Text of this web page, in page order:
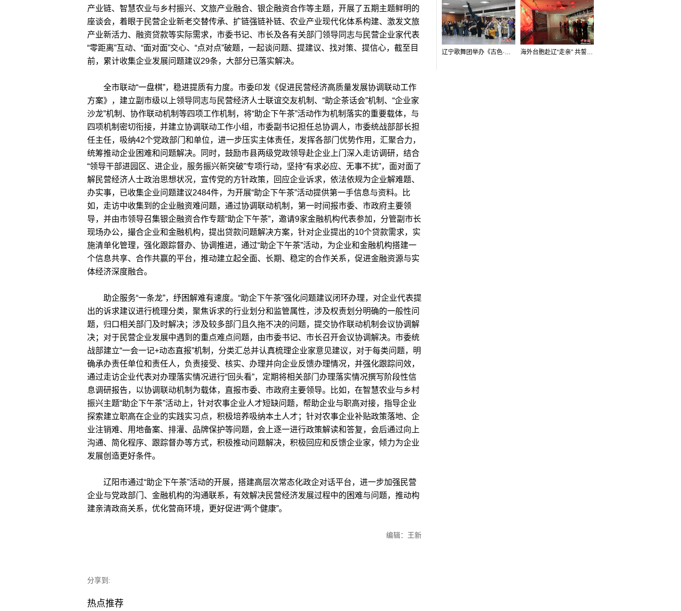
产业链、智慧农业与乡村振兴、文旅产业融合、银企融资合作等主题，开展了五期主题鲜明的
座谈会，着眼于民营企业新老交替传承、扩链强链补链、农业产业现代化体系构建、激发文旅
产业新活力、融资贷款等实际需求，市委书记、市长及各有关部门领导同志与民营企业家代表
“零距离”互动、“面对面”交心、“点对点”破题，一起谈问题、提建议、找对策、提信心，截至目
前，累计收集企业发展问题建议29条，大部分已落实解决。
全市联动“一盘棋”，稳进提质有力度。市委印发《促进民营经济高质量发展协调联动工作
方案》，建立副市级以上领导同志与民营经济人士联谊交友机制、“助企茶话会”机制、“企业家
沙龙”机制、协作联动机制等四项工作机制，将“助企下午茶”活动作为机制落实的重要载体，与
四项机制密切衔接，并建立协调联动工作小组，市委副书记担任总协调人，市委统战部部长担
任主任，吸纳42个党政部门和单位，进一步压实主体责任，发挥各部门优势作用，汇聚合力，
统筹推动企业困难和问题解决。同时，鼓励市县两级党政领导赴企业上门深入走访调研，结合
“领导干部进园区、进企业，服务振兴新突破”专项行动，坚持“有求必应、无事不扰”，面对面了
解民营经济人士政治思想状况，宣传党的方针政策，回应企业诉求，依法依规为企业解难题、
办实事，已收集企业问题建议2484件，为开展“助企下午茶”活动提供第一手信息与资料。比
如，走访中收集到的企业融资难问题，通过协调联动机制，第一时间报市委、市政府主要领
导，并由市领导召集银企融资合作专题“助企下午茶”，邀请9家金融机构代表参加，分管副市长
现场办公，撮合企业和金融机构，提出贷款问题解决方案，针对企业提出的10个贷款需求，实
施清单化管理，强化跟踪督办、协调推进，通过“助企下午茶”活动，为企业和金融机构搭建一
个信息共享、合作共赢的平台，推动建立起全面、长期、稳定的合作关系，促进金融资源与实
体经济深度融合。
助企服务“一条龙”，纾困解难有速度。“助企下午茶”强化问题建议闭环办理，对企业代表提
出的诉求建议进行梳理分类，聚焦诉求的行业划分和监管属性，涉及权责划分明确的一般性问
题，归口相关部门及时解决；涉及较多部门且久拖不决的问题，提交协作联动机制会议协调解
决；对于民营企业发展中遇到的重点难点问题，由市委书记、市长召开会议协调解决。市委统
战部建立“一会一记+动态直报”机制，分类汇总并认真梳理企业家意见建议，对于每类问题，明
确承办责任单位和责任人，负责接受、核实、办理并向企业反馈办理情况，并强化跟踪问效，
通过走访企业代表对办理落实情况进行“回头看”，定期将相关部门办理落实情况撰写阶段性信
息调研报告，以协调联动机制为载体，直报市委、市政府主要领导。比如，在智慧农业与乡村
振兴主题“助企下午茶”活动上，针对农事企业人才短缺问题，帮助企业与职高对接，指导企业
探索建立职高在企业的实践实习点，积极培养吸纳本土人才；针对农事企业补贴政策落地、企
业注销难、用地备案、排灌、品牌保护等问题，会上逐一进行政策解读和答复，会后通过向上
沟通、简化程序、跟踪督办等方式，积极推动问题解决，积极回应和反馈企业家，倾力为企业
发展创造更好条件。
辽阳市通过“助企下午茶”活动的开展，搭建高层次常态化政企对话平台，进一步加强民营
企业与党政部门、金融机构的沟通联系，有效解决民营经济发展过程中的困难与问题，推动构
建亲清政商关系，优化营商环境，更好促进“两个健康”。
编辑：王新
分享到:
热点推荐
辽宁歌舞团举办《古色·国宝辽宁》排练开放日活动 海外台胞赴辽“走亲” 共誓“和平初心”